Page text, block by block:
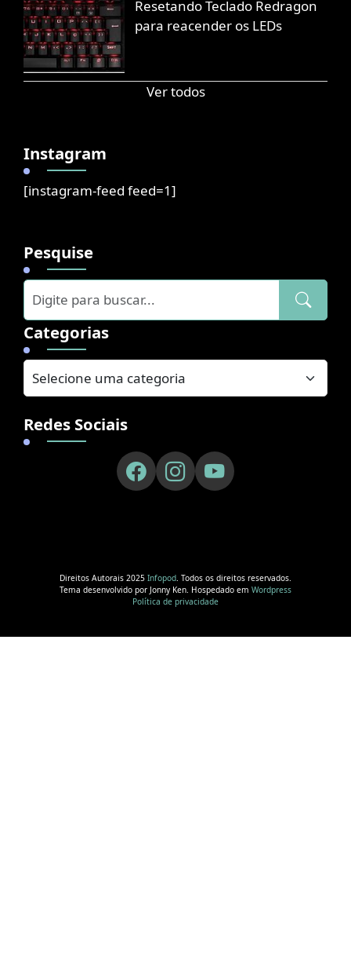
Resetando Teclado Redragon
para reacender os LEDs
Ver todos
Instagram
[instagram-feed feed=1]
Pesquise
Categorias
Redes Sociais
Direitos Autorais 2025 Infopod. Todos os direitos reservados.
Tema desenvolvido por Jonny Ken. Hospedado em Wordpress
Política de privacidade